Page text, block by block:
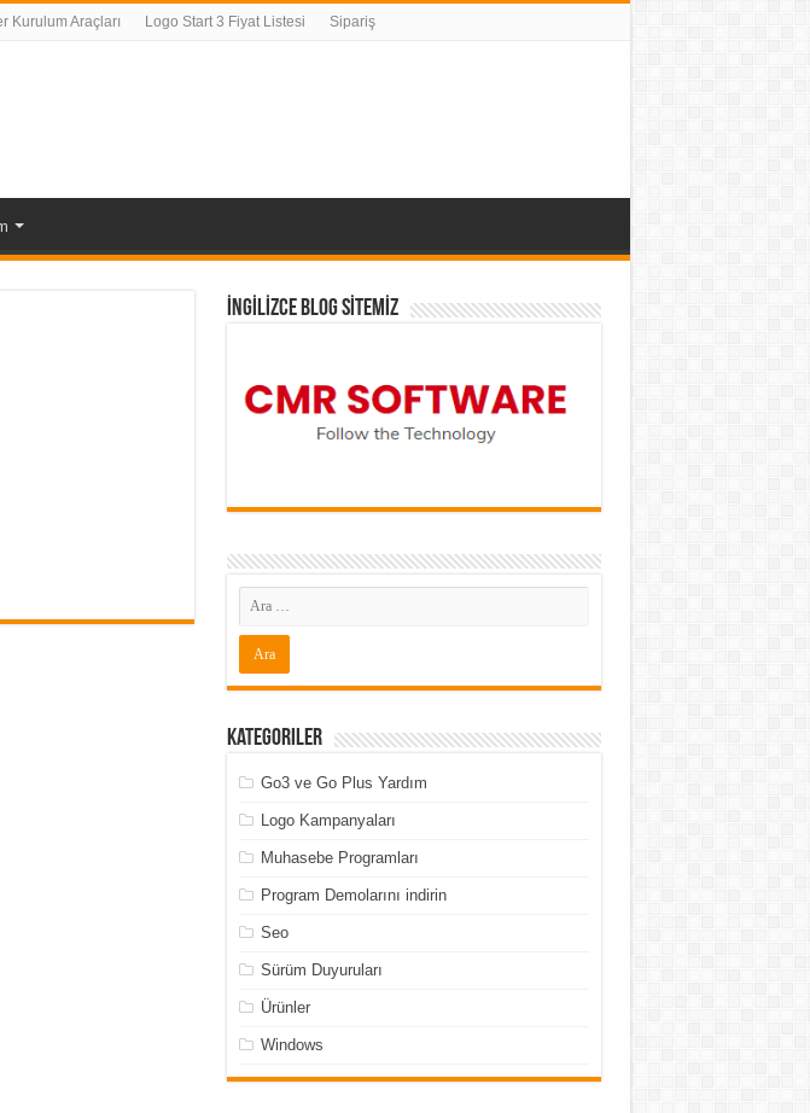
Kurulum Araçları Logo Start 3 Fiyat Listesi Sipariş
İNGİLİZCE BLOG SİTEMİZ
Kategoriler
Go3 ve Go Plus Yardım
Logo Kampanyaları
Muhasebe Programları
Program Demolarını indirin
Seo
Sürüm Duyuruları
Ürünler
Windows